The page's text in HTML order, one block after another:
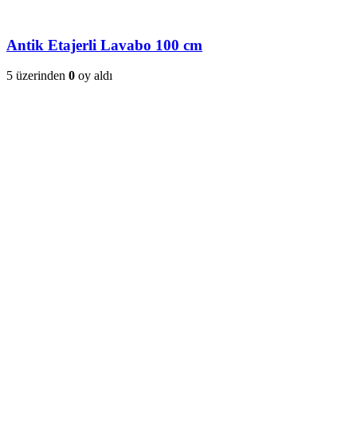
Antik Etajerli Lavabo 100 cm
5 üzerinden 0 oy aldı